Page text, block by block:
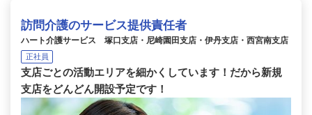
訪問介護のサービス提供責任者
ハート介護サービス 塚口支店・尼崎園田支店・伊丹支店・西宮南支店
正社員
支店ごとの活動エリアを細かくしています！だから新規
支店をどんどん開設予定です！